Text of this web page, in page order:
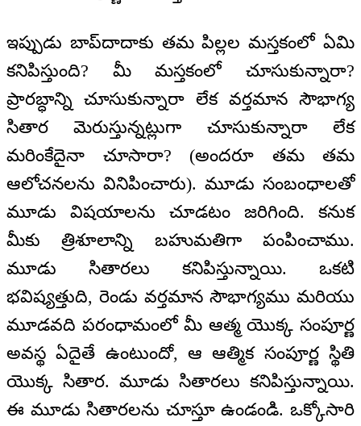
ఇప్పుడు బాప్‌దాదాకు తమ పిల్లల మస్తకంలో ఏమి
కనిపిస్తుంది? మీ మస్తకంలో చూసుకున్నారా?
ప్రారబ్ధాన్ని చూసుకున్నారా లేక వర్తమాన సౌభాగ్య
సితార మెరుస్తున్నట్లుగా చూసుకున్నారా లేక
మరింకేదైనా చూసారా? (అందరూ తమ తమ
ఆలోచనలను వినిపించారు). మూడు సంబంధాలతో
మూడు విషయాలను చూడటం జరిగింది. కనుక
మీకు త్రిశూలాన్ని బహుమతిగా పంపించాము.
మూడు సితారలు కనిపిస్తున్నాయి. ఒకటి
భవిష్యత్తుది, రెండు వర్తమాన సౌభాగ్యము మరియు
మూడవది పరంధామంలో మీ ఆత్మ యొక్క సంపూర్ణ
అవస్థ ఏదైతే ఉంటుందో, ఆ ఆత్మిక సంపూర్ణ స్థితి
యొక్క సితార. మూడు సితారలు కనిపిస్తున్నాయి.
ఈ మూడు సితారలను చూస్తూ ఉండండి. ఒక్కోసారి